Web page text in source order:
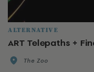
ALTERNATIVE
ART Telepaths +
The Zoo